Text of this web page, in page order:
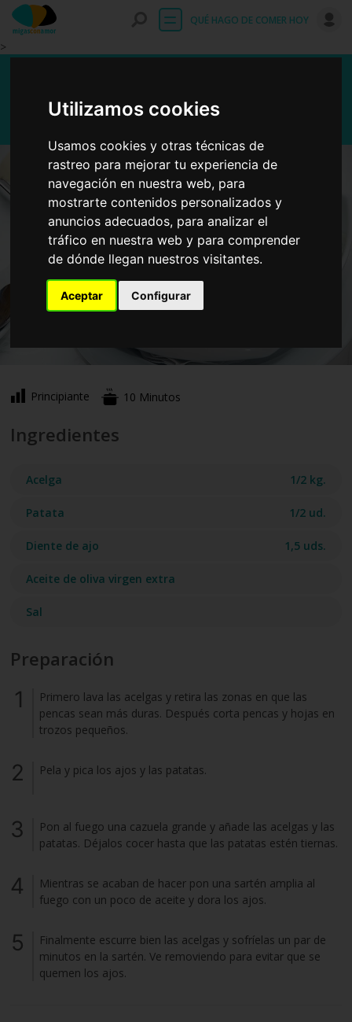
Utilizamos cookies
Usamos cookies y otras técnicas de
rastreo para mejorar tu experiencia de
navegación en nuestra web, para
mostrarte contenidos personalizados y
anuncios adecuados, para analizar el
tráfico en nuestra web y para comprender
de dónde llegan nuestros visitantes.
Aceptar Configurar
>
QUÉ HAGO DE COMER HOY Entrar
Principiante 10 Minutos
Ingredientes
Acelga 1/2 kg.
Patata 1/2 ud.
Diente de ajo 1,5 uds.
Aceite de oliva virgen extra
Sal
Preparación
Primero lava las acelgas y retira las zonas en que las
pencas sean más duras. Después corta pencas y hojas en
trozos pequeños.
Pela y pica los ajos y las patatas.
Pon al fuego una cazuela grande y añade las acelgas y las
patatas. Déjalos cocer hasta que las patatas estén tiernas.
Mientras se acaban de hacer pon una sartén amplia al
fuego con un poco de aceite y dora los ajos.
Finalmente escurre bien las acelgas y sofríelas un par de
minutos en la sartén. Ve removiendo para evitar que se
quemen los ajos.